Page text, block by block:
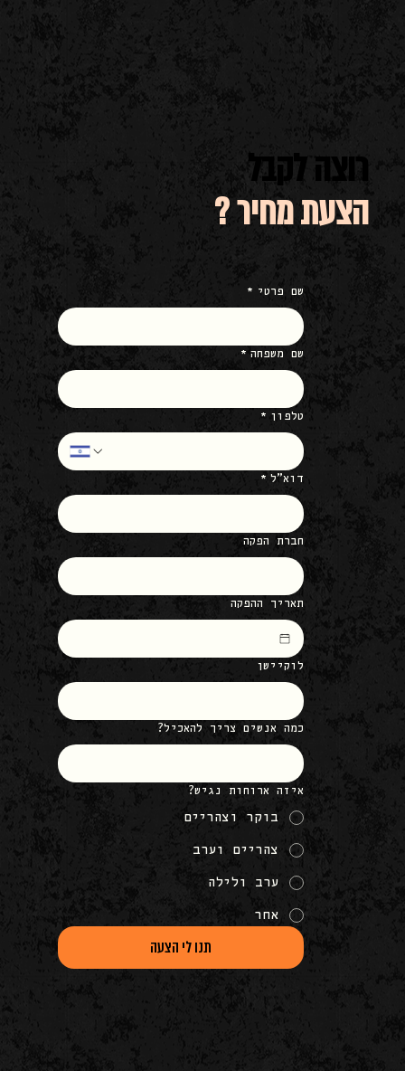
שם פרטי *
שם משפחה *
טלפון *
דוא״ל *
חברת הפקה
תאריך ההפקה
לוקיישן
כמה אנשים צריך להאכיל?
איזה ארוחות נגיש?
בוקר וצהריים
צהריים וערב
ערב ולילה
אחר
תנו לי הצעה
רוצה לקבל
הצעת מחיר ?